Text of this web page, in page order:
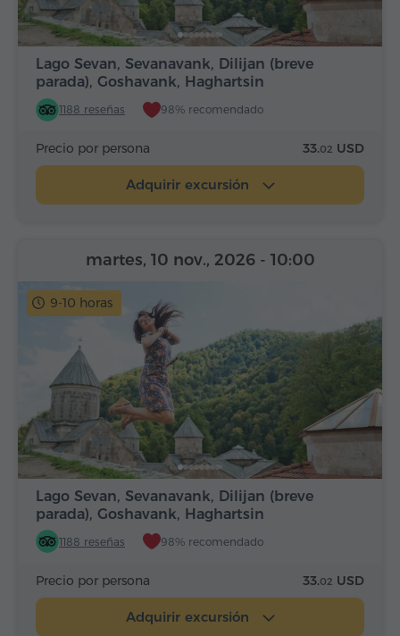
Lago Sevan, Sevanavank, Dilijan (breve
parada), Goshavank, Haghartsin
1188 reseñas 98% recomendado
Precio por persona 33.02 USD
Adquirir excursión
9-10 horas
Lago Sevan, Sevanavank, Dilijan (breve
parada), Goshavank, Haghartsin
1188 reseñas 98% recomendado
martes, 10 nov., 2026 - 10:00
Precio por persona 33.02 USD
Adquirir excursión